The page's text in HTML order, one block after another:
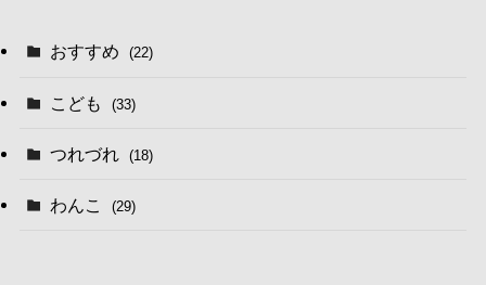
おすすめ (22)
こども (33)
つれづれ (18)
わんこ (29)